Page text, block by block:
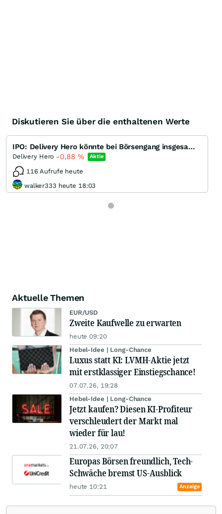
Diskutieren Sie über die enthaltenen Werte
IPO: Delivery Hero könnte bei Börsengang insgesamt bis zu eine Milliarde einsammeln
Delivery Hero -0,88 % Aktie
116 Aufrufe heute
walker333 heute 18:03
Aktuelle Themen
EUR/USD
Zweite Kaufwelle zu erwarten
heute 09:20
Hebel-Idee | Long-Chance
Luxus statt KI: LVMH-Aktie jetzt
mit erstklassiger Einstiegschance!
07.07.26, 19:28
Hebel-Idee | Long-Chance
Jetzt kaufen? Diesen KI-Profiteur
verschleudert der Markt mal
wieder für lau!
21.07.26, 20:07
Europas Börsen freundlich, Tech-
Schwäche bremst US-Ausblick
heute 10:21 Anzeige